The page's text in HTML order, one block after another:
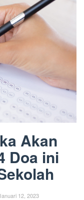
Akan
Doa ini
12, 2023